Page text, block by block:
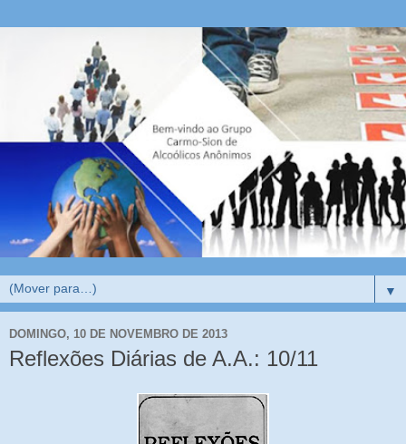
▼
DOMINGO, 10 DE NOVEMBRO DE 2013
Reflexões Diárias de A.A.: 10/11